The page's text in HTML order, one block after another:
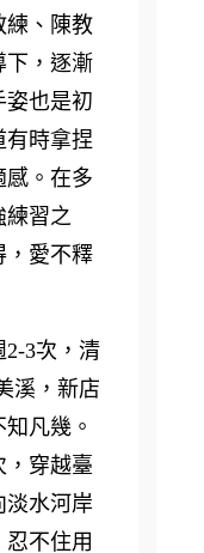
練、陳教
下，逐漸
姿也是初
有時拿捏
感。在多
練習之
，愛不釋
3次，清
溪，新店
凡幾。
，穿越臺
淡水河岸
不住用